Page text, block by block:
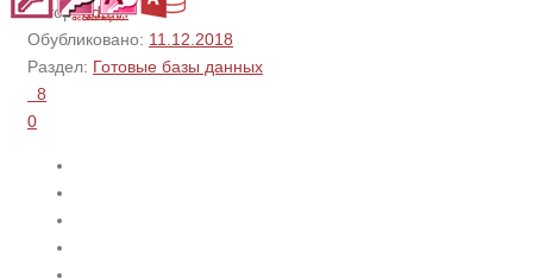
Автор:admin
Обубликовано: 11.12.2018
Раздел: Готовые базы данных
8
0